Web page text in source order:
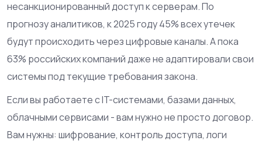
несанкционированный доступ к серверам. По
прогнозу аналитиков, к 2025 году 45% всех утечек
будут происходить через цифровые каналы. А пока
63% российских компаний даже не адаптировали свои
системы под текущие требования закона.
Если вы работаете с IT-системами, базами данных,
облачными сервисами - вам нужно не просто договор.
Вам нужны: шифрование, контроль доступа, логи